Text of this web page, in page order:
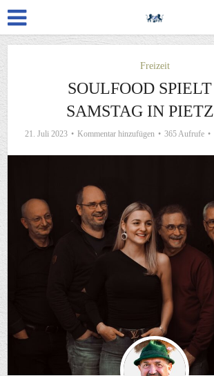
Freizeit
SOULFOOD
SAMSTAG IN
21. Juli 2023 Kommentar hinzufügen 365 Aufrufe